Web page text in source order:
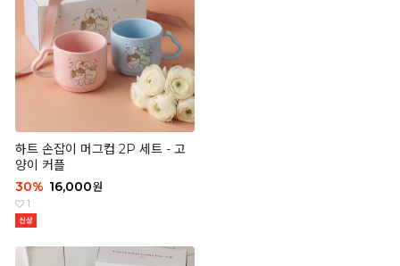
하트 손잡이 머그컵 2P 세트 - 고
양이 커플
30% 16,000원
1